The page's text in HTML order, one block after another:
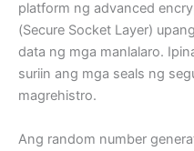
platform ng advanced
(Secure Socket Layer)
data ng mga manlalaro.
suriin ang mga seals ng
magrehistro.
Ang random number